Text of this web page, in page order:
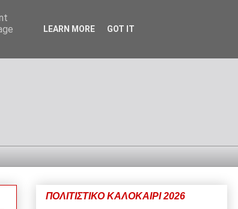
ΠΟΛΙΤΙΣΤΙΚΟ ΚΑΛΟΚΑΙΡΙ 2026
LEARN MORE GOT IT